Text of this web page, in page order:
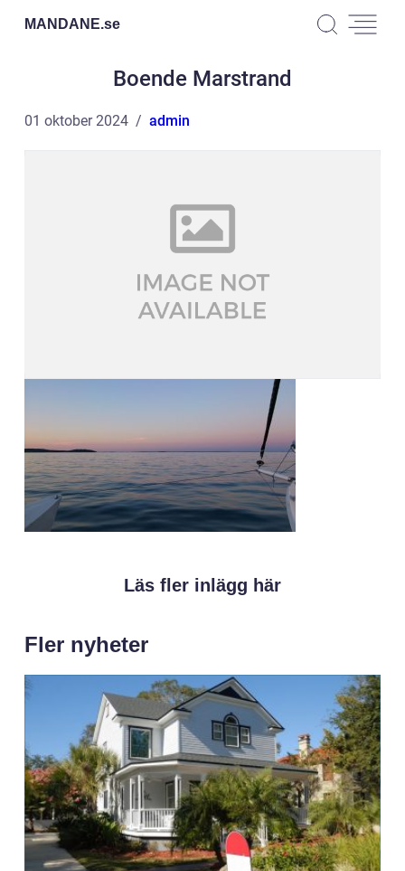
MANDANE.se
Boende Marstrand
01 oktober 2024 admin
Läs fler inlägg här
Fler nyheter